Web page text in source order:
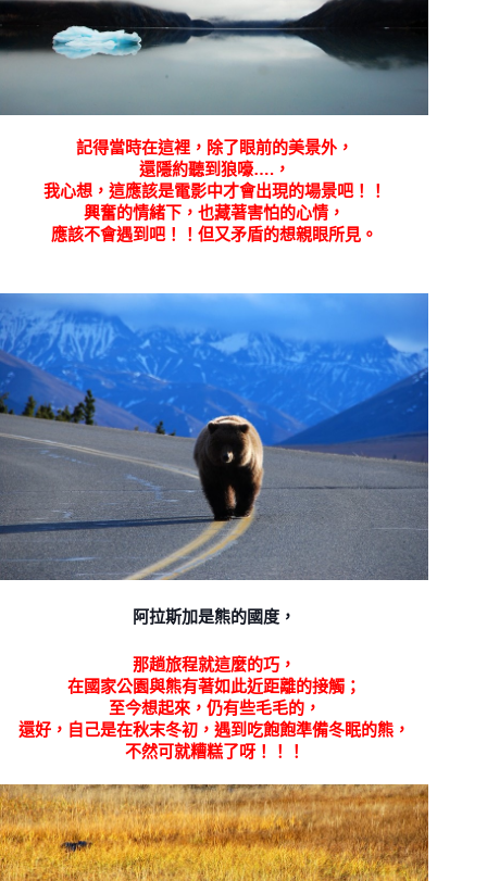
記得當時在這裡，除了眼前的美景外，
還隱約聽到狼嚎….，
我心想，這應該是電影中才會出現的場景吧！！
興奮的情緒下，也藏著害怕的心情，
應該不會遇到吧！！但又矛盾的想親眼所見。
阿拉斯加是熊的國度，
那趟旅程就這麼的巧，
在國家公園與熊有著如此近距離的接觸；
至今想起來，仍有些毛毛的，
還好，自己是在秋末冬初，遇到吃飽飽準備冬眠的熊，
不然可就糟糕了呀！！！